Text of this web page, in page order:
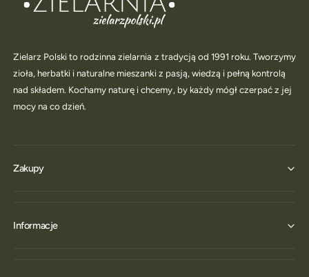
Zielarz Polski to rodzinna zielarnia z tradycją od 1991 roku. Tworzymy
zioła, herbatki i naturalne mieszanki z pasją, wiedzą i pełną kontrolą
nad składem. Kochamy naturę i chcemy, by każdy mógł czerpać z jej
mocy na co dzień.
Zakupy
Informacje